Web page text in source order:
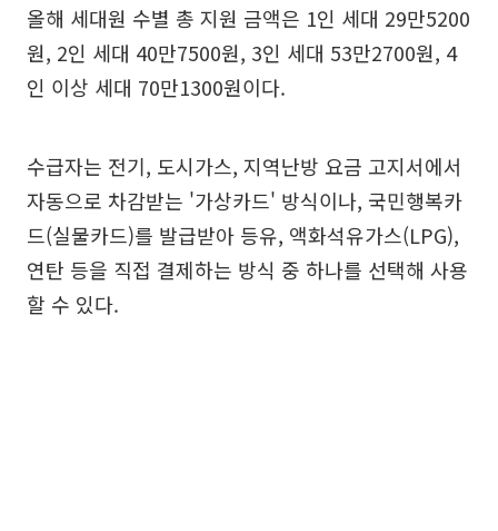
올해 세대원 수별 총 지원 금액은 1인 세대 29만5200
원, 2인 세대 40만7500원, 3인 세대 53만2700원, 4
인 이상 세대 70만1300원이다.
수급자는 전기, 도시가스, 지역난방 요금 고지서에서
자동으로 차감받는 '가상카드' 방식이나, 국민행복카
드(실물카드)를 발급받아 등유, 액화석유가스(LPG),
연탄 등을 직접 결제하는 방식 중 하나를 선택해 사용
할 수 있다.